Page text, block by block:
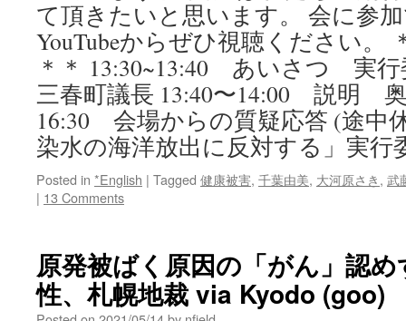
て頂きたいと思います。 会に参
YouTubeからぜひ視聴ください。
＊＊ 13:30~13:40 あいさつ 実行
三春町議長 13:40〜14:00 説明
16:30 会場からの質疑応答 (途中
染水の海洋放出に反対する」実行
Posted in *English | Tagged 健康被害, 千葉由美, 大河原さき, 武
| 13 Comments
原発被ばく原因の「がん」認
性、札幌地裁 via Kyodo (goo)